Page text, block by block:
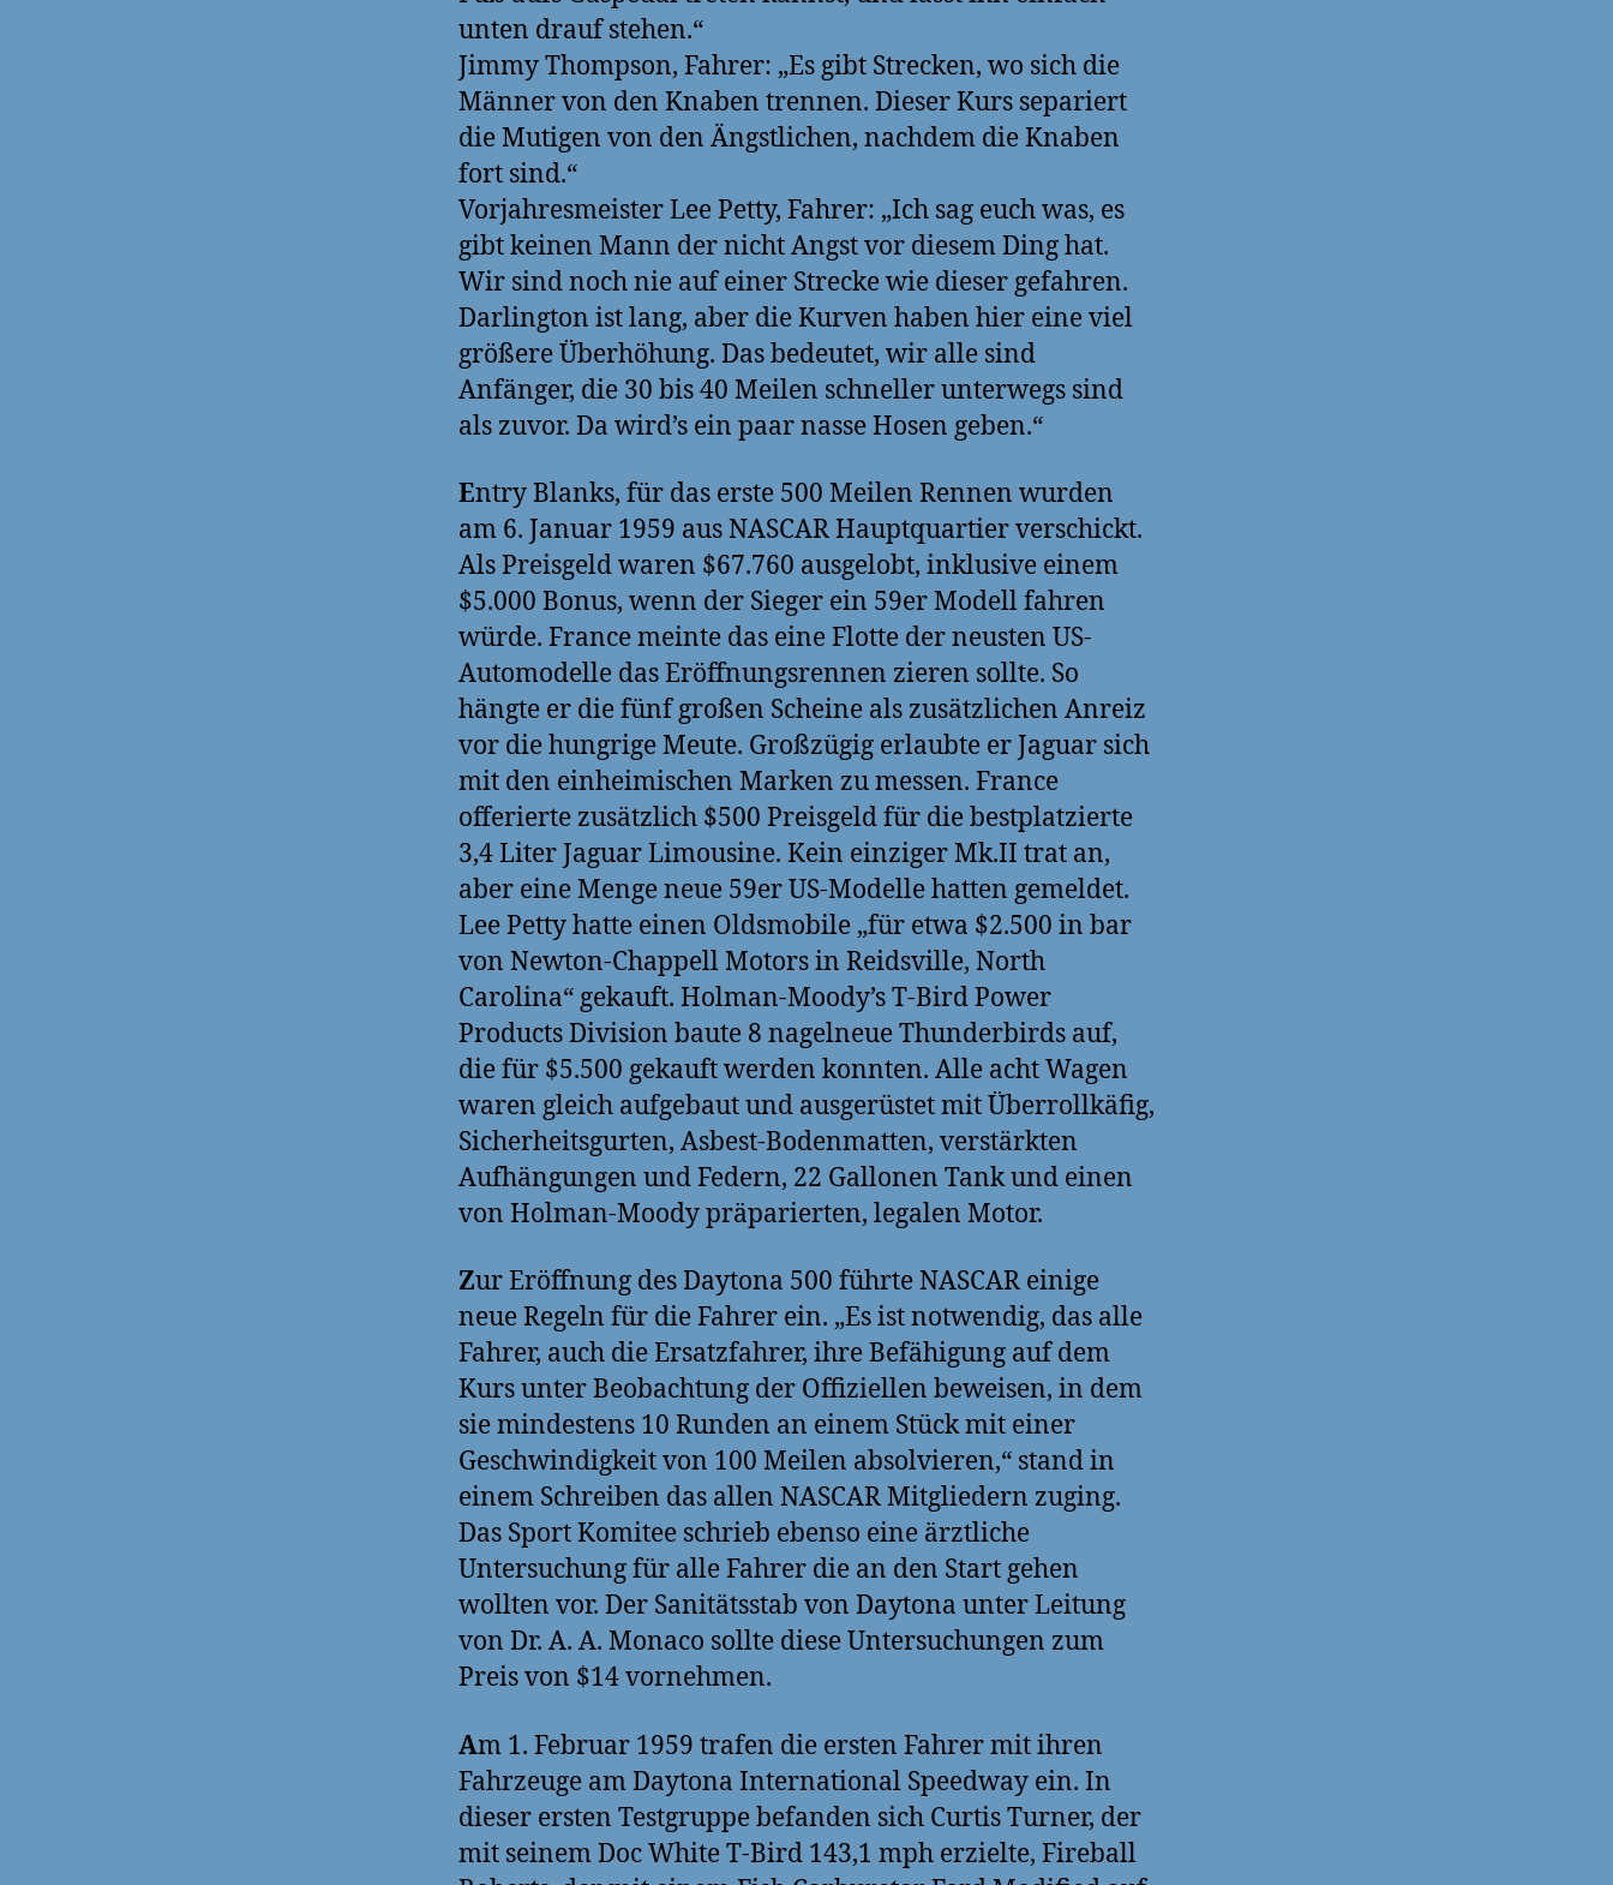
unten drauf stehen.“
Jimmy Thompson, Fahrer: „Es gibt Strecken, wo sich die
Männer von den Knaben trennen. Dieser Kurs separiert
die Mutigen von den Ängstlichen, nachdem die Knaben
fort sind.“
Vorjahresmeister Lee Petty, Fahrer: „Ich sag euch was, es
gibt keinen Mann der nicht Angst vor diesem Ding hat.
Wir sind noch nie auf einer Strecke wie dieser gefahren.
Darlington ist lang, aber die Kurven haben hier eine viel
größere Überhöhung. Das bedeutet, wir alle sind
Anfänger, die 30 bis 40 Meilen schneller unterwegs sind
als zuvor. Da wird’s ein paar nasse Hosen geben.“
Entry Blanks, für das erste 500 Meilen Rennen wurden
am 6. Januar 1959 aus NASCAR Hauptquartier verschickt.
Als Preisgeld waren $67.760 ausgelobt, inklusive einem
$5.000 Bonus, wenn der Sieger ein 59er Modell fahren
würde. France meinte das eine Flotte der neusten US-
Automodelle das Eröffnungsrennen zieren sollte. So
hängte er die fünf großen Scheine als zusätzlichen Anreiz
vor die hungrige Meute. Großzügig erlaubte er Jaguar sich
mit den einheimischen Marken zu messen. France
offerierte zusätzlich $500 Preisgeld für die bestplatzierte
3,4 Liter Jaguar Limousine. Kein einziger Mk.II trat an,
aber eine Menge neue 59er US-Modelle hatten gemeldet.
Lee Petty hatte einen Oldsmobile „für etwa $2.500 in bar
von Newton-Chappell Motors in Reidsville, North
Carolina“ gekauft. Holman-Moody’s T-Bird Power
Products Division baute 8 nagelneue Thunderbirds auf,
die für $5.500 gekauft werden konnten. Alle acht Wagen
waren gleich aufgebaut und ausgerüstet mit Überrollkäfig,
Sicherheitsgurten, Asbest-Bodenmatten, verstärkten
Aufhängungen und Federn, 22 Gallonen Tank und einen
von Holman-Moody präparierten, legalen Motor.
Zur Eröffnung des Daytona 500 führte NASCAR einige
neue Regeln für die Fahrer ein. „Es ist notwendig, das alle
Fahrer, auch die Ersatzfahrer, ihre Befähigung auf dem
Kurs unter Beobachtung der Offiziellen beweisen, in dem
sie mindestens 10 Runden an einem Stück mit einer
Geschwindigkeit von 100 Meilen absolvieren,“ stand in
einem Schreiben das allen NASCAR Mitgliedern zuging.
Das Sport Komitee schrieb ebenso eine ärztliche
Untersuchung für alle Fahrer die an den Start gehen
wollten vor. Der Sanitätsstab von Daytona unter Leitung
von Dr. A. A. Monaco sollte diese Untersuchungen zum
Preis von $14 vornehmen.
Am 1. Februar 1959 trafen die ersten Fahrer mit ihren
Fahrzeuge am Daytona International Speedway ein. In
dieser ersten Testgruppe befanden sich Curtis Turner, der
mit seinem Doc White T-Bird 143,1 mph erzielte, Fireball